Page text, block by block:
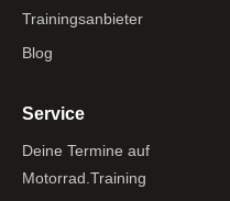
Trainingsanbieter
Blog
Service
Deine Termine auf
Motorrad.Training